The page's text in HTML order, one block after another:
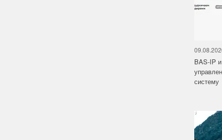
BAS-IP
систему